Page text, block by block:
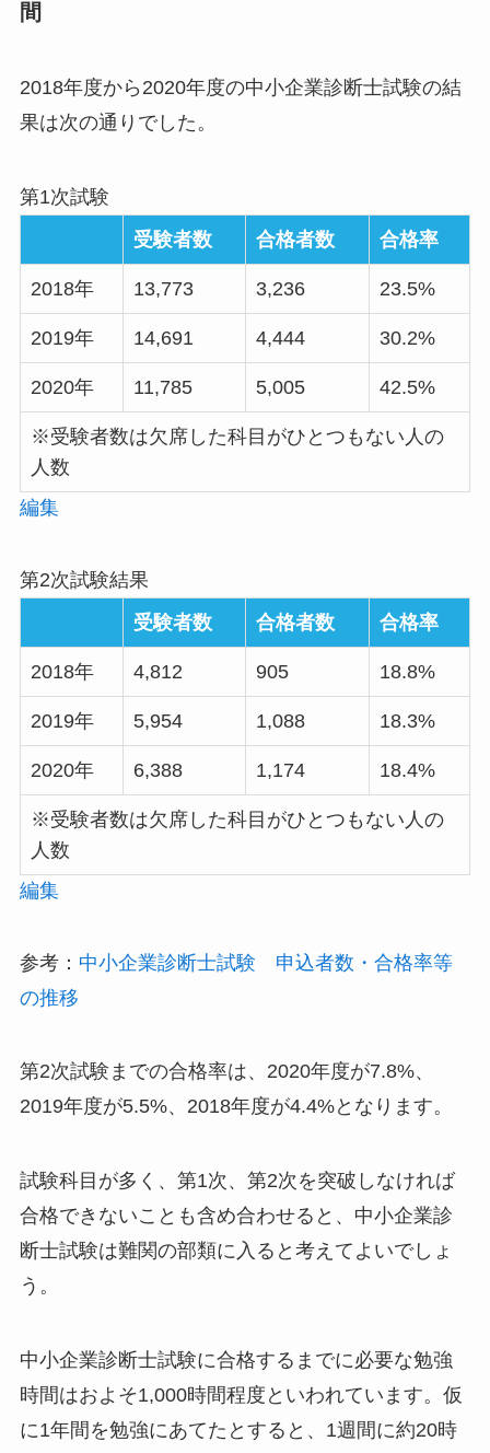
間
2018年度から2020年度の中小企業診断士試験の結
果は次の通りでした。
第1次試験
編集
受験者数 合格者数 合格率
2018年 13,773 3,236 23.5%
2019年 14,691 4,444 30.2%
2020年 11,785 5,005 42.5%
※受験者数は欠席した科目がひとつもない人の
人数
第2次試験結果
編集
受験者数 合格者数 合格率
2018年 4,812 905 18.8%
2019年 5,954 1,088 18.3%
2020年 6,388 1,174 18.4%
※受験者数は欠席した科目がひとつもない人の
人数
参考： 中小企業診断士試験 申込者数・合格率等
の推移
第2次試験までの合格率は、2020年度が7.8%、
2019年度が5.5%、2018年度が4.4%となります。
試験科目が多く、第1次、第2次を突破しなければ
合格できないことも含め合わせると、中小企業診
断士試験は難関の部類に入ると考えてよいでしょ
う。
中小企業診断士試験に合格するまでに必要な勉強
時間はおよそ1,000時間程度 といわれています。仮
に1年間を勉強にあてたとすると、1週間に約20時